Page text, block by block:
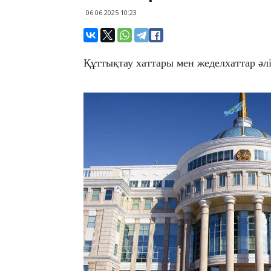
06.06.2025 10:23
Құттықтау хаттары мен жеделхаттар